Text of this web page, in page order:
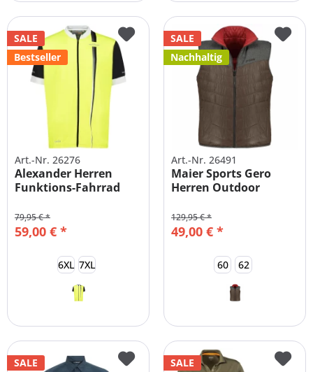
SALE
Bestseller
Art.-Nr. 26276
Alexander Herren
Funktions-Fahrrad
59,00 € *
79,95 € *
6XL 7XL
SALE
Nachhaltig
Art.-Nr. 26491
Maier Sports Gero
Herren Outdoor
49,00 € *
129,95 € *
60 62
SALE
SALE